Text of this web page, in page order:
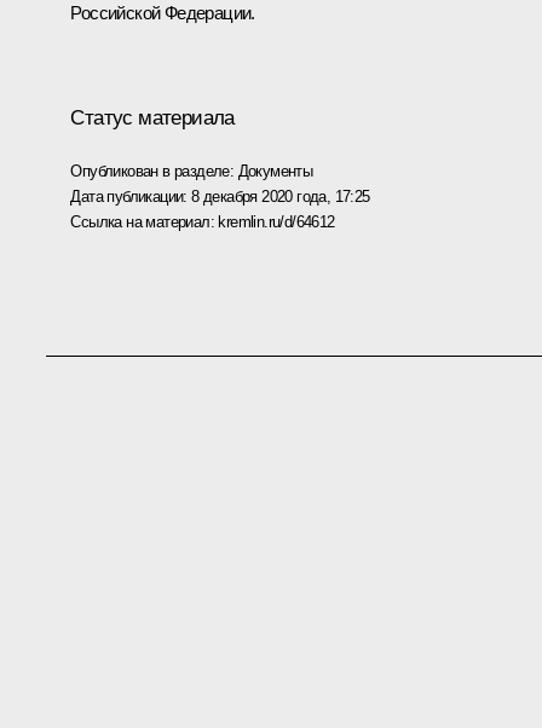
Российской Федерации.
Статус материала
Опубликован в разделе: Документы
Дата публикации:8 декабря 2020 года, 17:25
Ссылка на материал: kremlin.ru/d/64612